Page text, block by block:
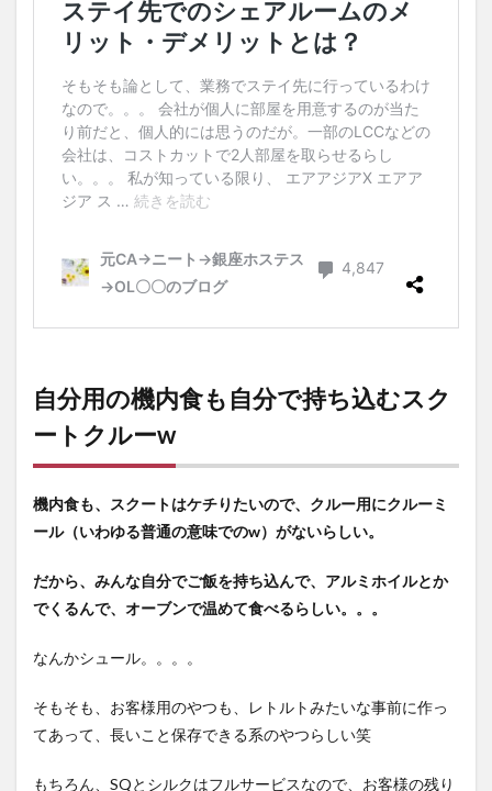
自分用の機内食も自分で持ち込むスク
ートクルーw
機内食も、スクートはケチりたいので、クルー用にクルーミ
ール（いわゆる普通の意味でのw）がないらしい。
だから、みんな自分でご飯を持ち込んで、アルミホイルとか
でくるんで、オーブンで温めて食べるらしい。。。
なんかシュール。。。。
そもそも、お客様用のやつも、レトルトみたいな事前に作っ
てあって、長いこと保存できる系のやつらしい笑
もちろん、SQとシルクはフルサービスなので、お客様の残り